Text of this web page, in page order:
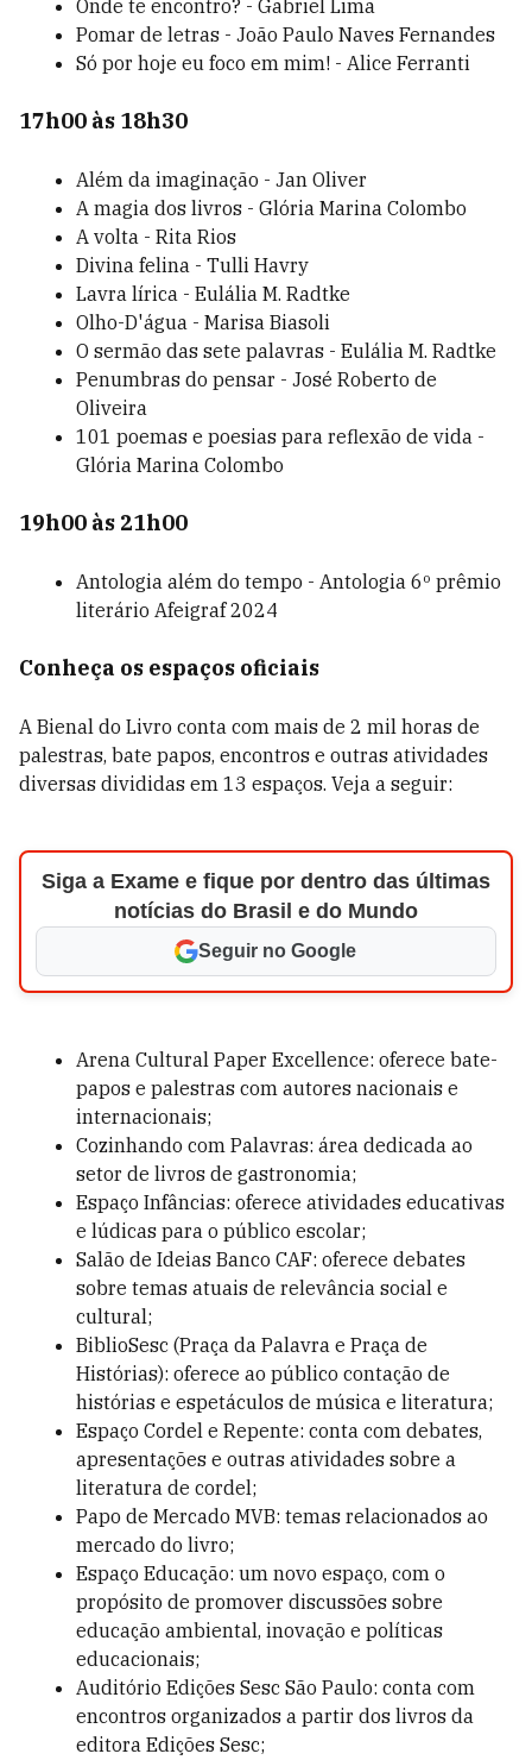
Onde te encontro? - Gabriel Lima
Pomar de letras - João Paulo Naves Fernandes
Só por hoje eu foco em mim! - Alice Ferranti
17h00 às 18h30
Além da imaginação - Jan Oliver
A magia dos livros - Glória Marina Colombo
A volta - Rita Rios
Divina felina - Tulli Havry
Lavra lírica - Eulália M. Radtke
Olho-D'água - Marisa Biasoli
O sermão das sete palavras - Eulália M. Radtke
Penumbras do pensar - José Roberto de
Oliveira
101 poemas e poesias para reflexão de vida -
Glória Marina Colombo
19h00 às 21h00
Antologia além do tempo - Antologia 6º prêmio
literário Afeigraf 2024
Conheça os espaços oficiais
A Bienal do Livro conta com mais de 2 mil horas de
palestras, bate papos, encontros e outras atividades
diversas divididas em 13 espaços. Veja a seguir:
Siga a Exame e fique por dentro das últimas
notícias do Brasil e do Mundo
Seguir no Google
Arena Cultural Paper Excellence: oferece bate-
papos e palestras com autores nacionais e
internacionais;
Cozinhando com Palavras: área dedicada ao
setor de livros de gastronomia;
Espaço Infâncias: oferece atividades educativas
e lúdicas para o público escolar;
Salão de Ideias Banco CAF: oferece debates
sobre temas atuais de relevância social e
cultural;
BiblioSesc (Praça da Palavra e Praça de
Histórias): oferece ao público contação de
histórias e espetáculos de música e literatura;
Espaço Cordel e Repente: conta com debates,
apresentações e outras atividades sobre a
literatura de cordel;
Papo de Mercado MVB: temas relacionados ao
mercado do livro;
Espaço Educação: um novo espaço, com o
propósito de promover discussões sobre
educação ambiental, inovação e políticas
educacionais;
Auditório Edições Sesc São Paulo: conta com
encontros organizados a partir dos livros da
editora Edições Sesc;